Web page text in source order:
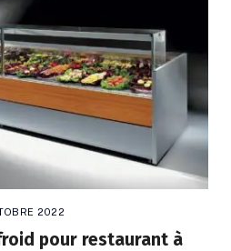
2022
pour restaurant à